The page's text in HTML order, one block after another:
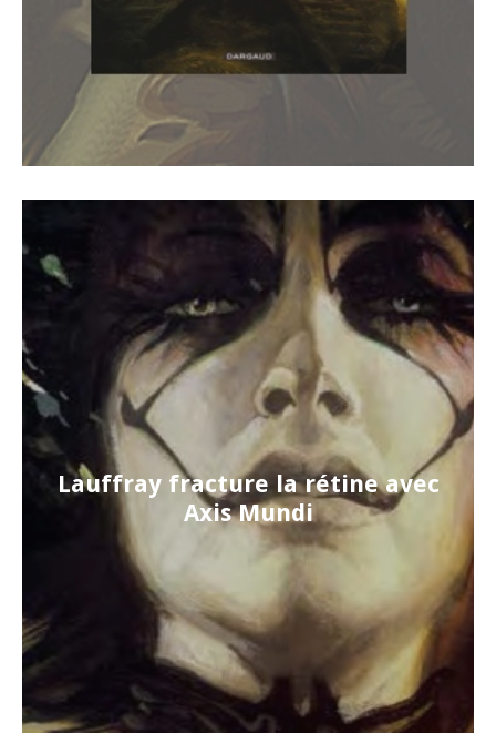
Lauffray fracture la rétine avec
Axis Mundi